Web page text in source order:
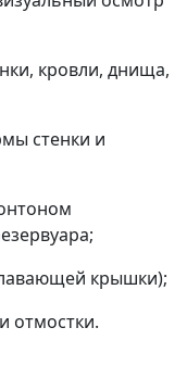
кровли, днища,
стенки и
крышки);
отмостки.